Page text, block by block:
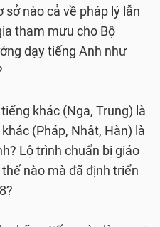
nào cả về pháp lý lẫn
tham mưu cho Bộ
dạy tiếng Anh như
khác (Nga, Trung) là
(Pháp, Nhật, Hàn) là
Lộ trình chuẩn bị giáo
nào mà đã định triển